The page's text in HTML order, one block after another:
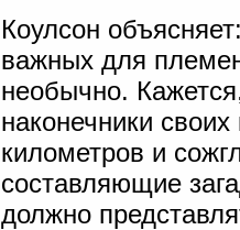
Коулсон
важных для
необычно.
наконечники
километров и
составляющие
должно